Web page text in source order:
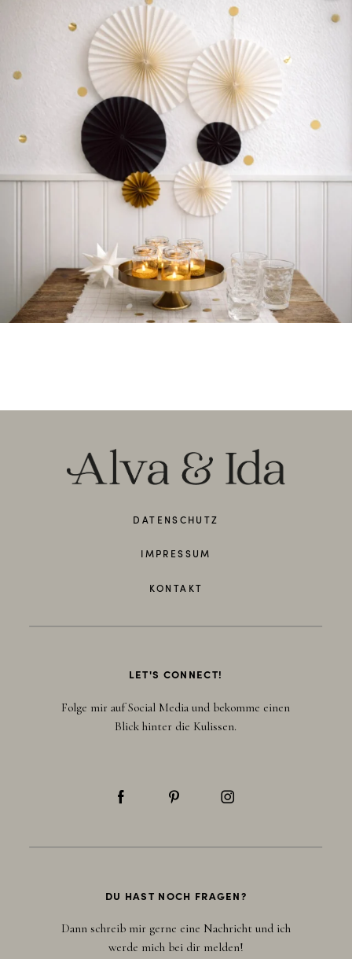
DU HAST NOCH FRAGEN?
LET'S CONNECT!
Dann schreib mir gerne eine Nachricht und ich
werde mich bei dir melden!
Folge mir auf Social Media und bekomme einen
Blick hinter die Kulissen.
DATENSCHUTZ
IMPRESSUM
KONTAKT